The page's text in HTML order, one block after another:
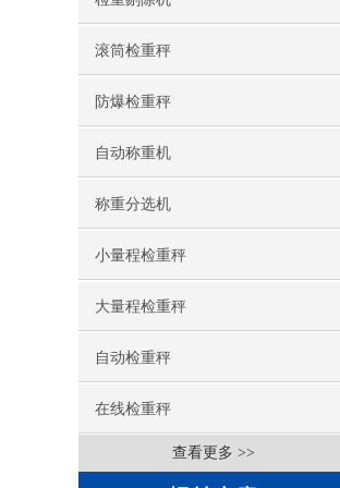
滚筒检重秤
防爆检重秤
自动称重机
称重分选机
小量程检重秤
大量程检重秤
自动检重秤
在线检重秤
查看更多 >>